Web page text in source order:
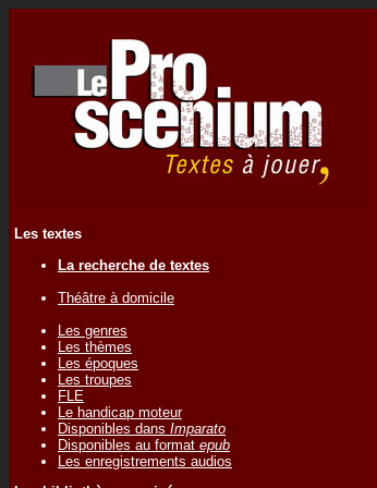
Les textes
La recherche de textes
Théâtre à domicile
Les genres
Les thèmes
Les époques
Les troupes
FLE
Le handicap moteur
Disponibles dans Imparato
Disponibles au format epub
Les enregistrements audios